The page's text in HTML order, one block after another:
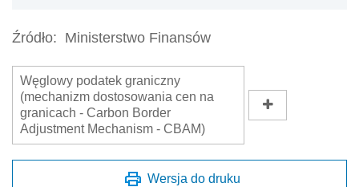
Źródło: Ministerstwo Finansów
Węglowy podatek graniczny
(mechanizm dostosowania cen na
granicach - Carbon Border
Adjustment Mechanism - CBAM)
Wersja do druku